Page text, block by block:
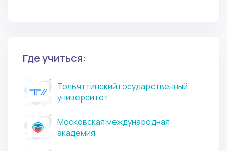
Где учиться:
Тольяттинский государственный
университет
Московская международная
академия